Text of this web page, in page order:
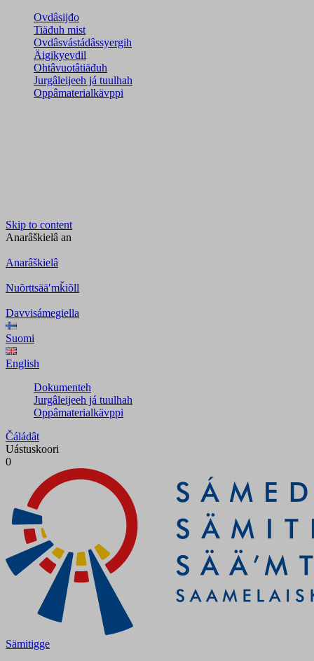
Ovdâsijđo
Tiäđuh mist
Ovdâsvástádâssyergih
Äigikyevdil
Ohtâvuotâtiäđuh
Jurgâleijeeh já tuulhah
Oppâmaterialkävppi
Skip to content
Anarâškielâ an
Anarâškielâ
Nuõrttsääʹmǩiõll
Davvisámegiella
Suomi
English
Dokumenteh
Jurgâleijeeh já tuulhah
Oppâmaterialkävppi
Čáládât
Uástuskoori
0
Sämitigge